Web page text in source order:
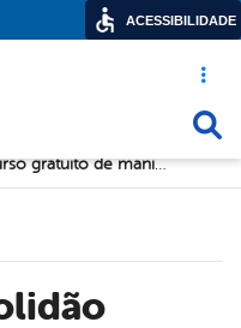
Acesso
Prefeitura de Solidão conclui curso gratuito de manicure no Povoado de São Francisco
ACESSIBILIDADE